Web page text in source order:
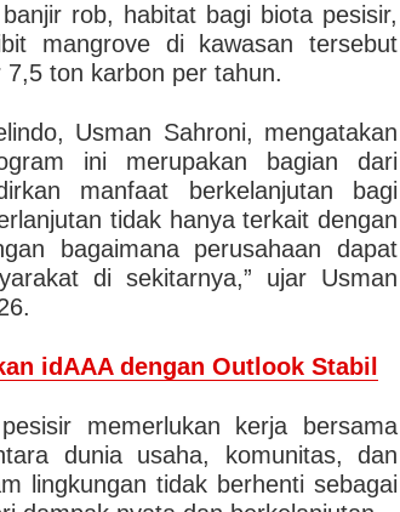
rob, habitat bagi biota pesisir,
mangrove di kawasan tersebut
ton karbon per tahun.
Usman Sahroni, mengatakan
ini merupakan bagian dari
manfaat berkelanjutan bagi
tidak hanya terkait dengan
bagaimana perusahaan dapat
di sekitarnya,” ujar Usman
idAAA dengan Outlook Stabil
memerlukan kerja bersama
dunia usaha, komunitas, dan
lingkungan tidak berhenti sebagai